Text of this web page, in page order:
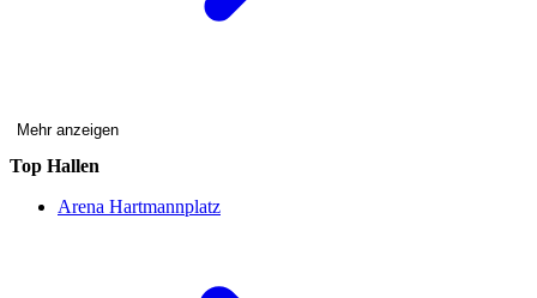
Mehr anzeigen
Top Hallen
Arena Hartmannplatz